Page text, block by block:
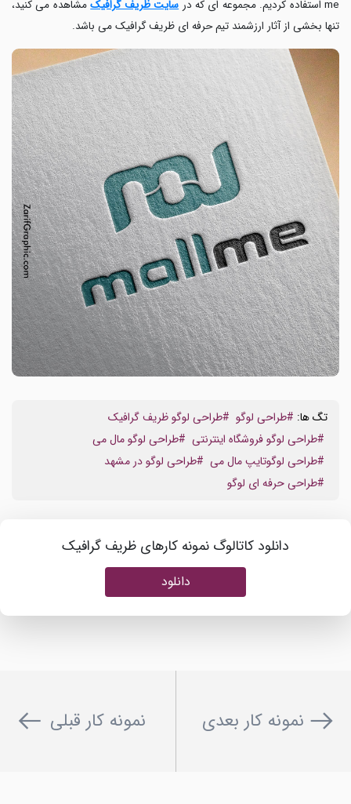
me استفاده کردیم. مجموعه ای که در
سایت ظریف گرافیکمشاهده می کنید،
تنها بخشی از آثار ارزشمند تیم حرفه ای ظریف گرافیک می باشد.
تگ ها: #طراحی لوگو #طراحی لوگو ظریف گرافیک
#طراحی لوگو فروشگاه اینترنتی #طراحی لوگو مال می
#طراحی لوگوتایپ مال می #طراحی لوگو در مشهد
#طراحی حرفه ای لوگو
دانلود کاتالوگ نمونه کارهای ظریف گرافیک
دانلود
نمونه کار بعدی نمونه کار قبلی